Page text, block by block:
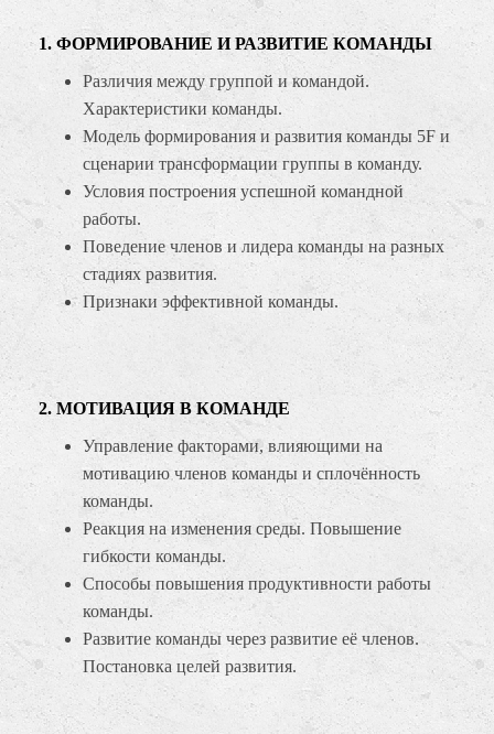
1. ФОРМИРОВАНИЕ И РАЗВИТИЕ КОМАНДЫ
Различия между группой и командой.
Характеристики команды.
Модель формирования и развития команды 5F и
сценарии трансформации группы в команду.
Условия построения успешной командной
работы.
Поведение членов и лидера команды на разных
стадиях развития.
Признаки эффективной команды.
2. МОТИВАЦИЯ В КОМАНДЕ
Управление факторами, влияющими на
мотивацию членов команды и сплочённость
команды.
Реакция на изменения среды. Повышение
гибкости команды.
Способы повышения продуктивности работы
команды.
Развитие команды через развитие её членов.
Постановка целей развития.